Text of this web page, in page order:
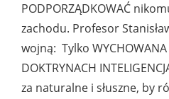
PODPORZĄDKOWAĆ
zachodu. Profesor
wojną: Tylko WYCHOWANA
DOKTRYNACH
za naturalne i słuszne, by